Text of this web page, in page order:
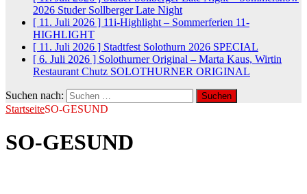
2026 Studer Sollberger Late Night
[ 11. Juli 2026 ] 11i-Highlight – Sommerferien 11-
HIGHLIGHT
[ 11. Juli 2026 ] Stadtfest Solothurn 2026 SPECIAL
[ 6. Juli 2026 ] Solothurner Original – Marta Kaus, Wirtin
Restaurant Chutz SOLOTHURNER ORIGINAL
Suchen nach:
StartseiteSO-GESUND
SO-GESUND